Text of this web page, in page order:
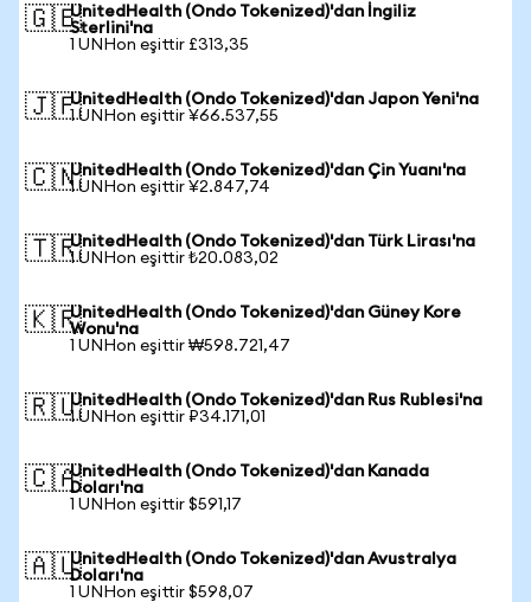
🇬🇧UnitedHealth (Ondo Tokenized)'dan İngiliz
Sterlini'na
1 UNHon eşittir £313,35
🇯🇵UnitedHealth (Ondo Tokenized)'dan Japon Yeni'na
1 UNHon eşittir ¥66.537,55
🇨🇳UnitedHealth (Ondo Tokenized)'dan Çin Yuanı'na
1 UNHon eşittir ¥2.847,74
🇹🇷UnitedHealth (Ondo Tokenized)'dan Türk Lirası'na
1 UNHon eşittir ₺20.083,02
🇰🇷UnitedHealth (Ondo Tokenized)'dan Güney Kore
Wonu'na
1 UNHon eşittir ₩598.721,47
🇷🇺UnitedHealth (Ondo Tokenized)'dan Rus Rublesi'na
1 UNHon eşittir ₽34.171,01
🇨🇦UnitedHealth (Ondo Tokenized)'dan Kanada
Doları'na
1 UNHon eşittir $591,17
🇦🇺UnitedHealth (Ondo Tokenized)'dan Avustralya
Doları'na
1 UNHon eşittir $598,07